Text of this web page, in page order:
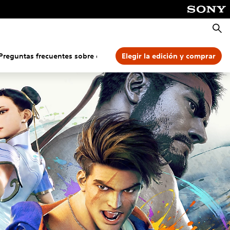
frecuentes sobre controles Más características
Elegir la edición y comprar